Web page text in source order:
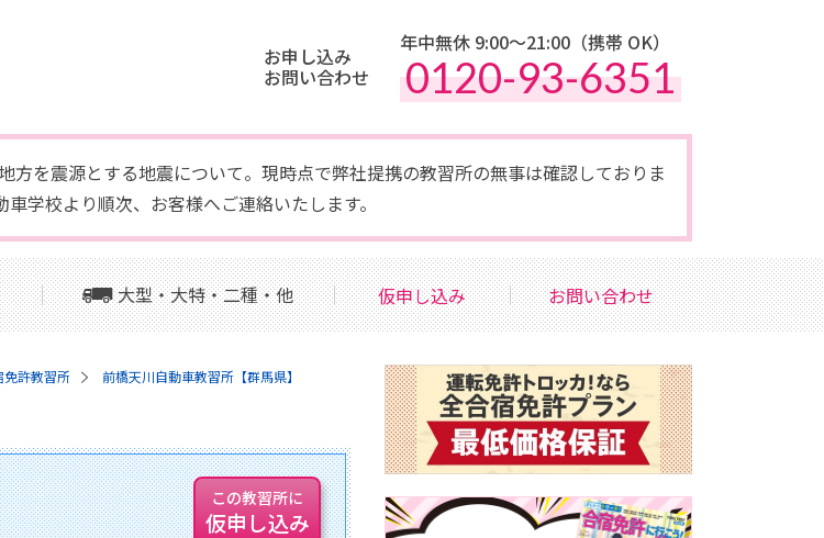
お申し込み
お問い合わせ
年中無休 9:00〜21:00（携帯 OK）
0120-93-6351
方を震源とする地震について。現時点で弊社提携の教習所の無事は確認しておりま
学校より順次、お客様へご連絡いたします。
大型・大特・二種・他 仮申し込み お問い合わせ
免許教習所
前橋天川自動車教習所【群馬県】
この教習所に
仮申し込み